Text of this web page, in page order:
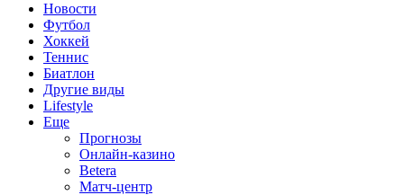
Новости
Футбол
Хоккей
Теннис
Биатлон
Другие виды
Lifestyle
Еще
Прогнозы
Онлайн-казино
Betera
Матч-центр